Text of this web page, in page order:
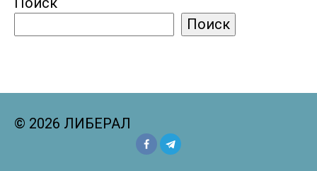
Поиск
© 2026 ЛИБЕРАЛ